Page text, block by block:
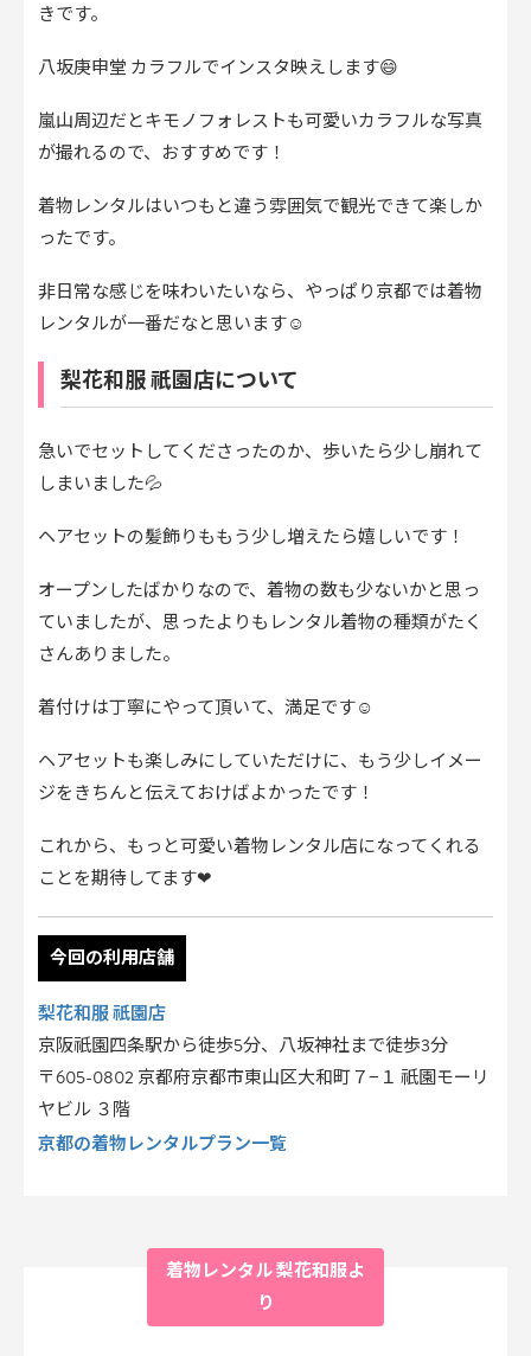
きです。
八坂庚申堂 カラフルでインスタ映えします😄
嵐山周辺だとキモノフォレストも可愛いカラフルな写真
が撮れるので、おすすめです！
着物レンタルはいつもと違う雰囲気で観光できて楽しか
ったです。
非日常な感じを味わいたいなら、やっぱり京都では着物
レンタルが一番だなと思います☺︎
梨花和服 祇園店について
急いでセットしてくださったのか、歩いたら少し崩れて
しまいました💦
ヘアセットの髪飾りももう少し増えたら嬉しいです！
オープンしたばかりなので、着物の数も少ないかと思っ
ていましたが、思ったよりもレンタル着物の種類がたく
さんありました。
着付けは丁寧にやって頂いて、満足です☺︎
ヘアセットも楽しみにしていただけに、もう少しイメー
ジをきちんと伝えておけばよかったです！
これから、もっと可愛い着物レンタル店になってくれる
ことを期待してます❤︎
今回の利用店舗
梨花和服 祇園店
京阪祇園四条駅から徒歩5分、八坂神社まで徒歩3分
〒605-0802 京都府京都市東山区大和町７−１ 祇園モーリ
ヤビル ３階
京都の着物レンタルプラン一覧
着物レンタル 梨花和服よ
り